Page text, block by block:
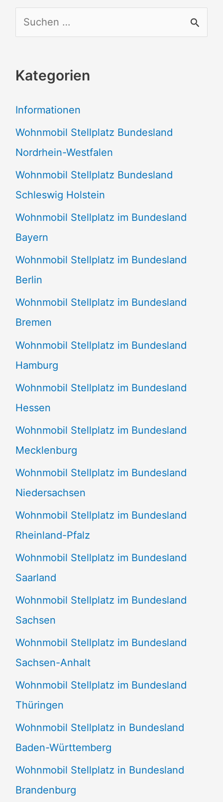
u
h
n
n
a
c
h
:
Kategorien
Informationen
Wohnmobil Stellplatz Bundesland
Nordrhein-Westfalen
Wohnmobil Stellplatz Bundesland
Schleswig Holstein
Wohnmobil Stellplatz im Bundesland
Bayern
Wohnmobil Stellplatz im Bundesland
Berlin
Wohnmobil Stellplatz im Bundesland
Bremen
Wohnmobil Stellplatz im Bundesland
Hamburg
Wohnmobil Stellplatz im Bundesland
Hessen
Wohnmobil Stellplatz im Bundesland
Mecklenburg
Wohnmobil Stellplatz im Bundesland
Niedersachsen
Wohnmobil Stellplatz im Bundesland
Rheinland-Pfalz
Wohnmobil Stellplatz im Bundesland
Saarland
Wohnmobil Stellplatz im Bundesland
Sachsen
Wohnmobil Stellplatz im Bundesland
Sachsen-Anhalt
Wohnmobil Stellplatz im Bundesland
Thüringen
Wohnmobil Stellplatz in Bundesland
Baden-Württemberg
Wohnmobil Stellplatz in Bundesland
Brandenburg